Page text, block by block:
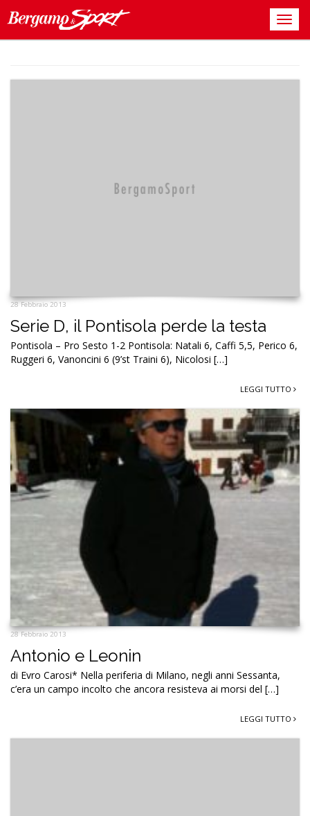
28 Febbraio 2013
Serie D, il Pontisola perde la testa
Pontisola – Pro Sesto 1-2 Pontisola: Natali 6, Caffi 5,5, Perico 6,
Ruggeri 6, Vanoncini 6 (9’st Traini 6), Nicolosi […]
LEGGI TUTTO
28 Febbraio 2013
Antonio e Leonin
di Evro Carosi* Nella periferia di Milano, negli anni Sessanta,
c’era un campo incolto che ancora resisteva ai morsi del […]
LEGGI TUTTO